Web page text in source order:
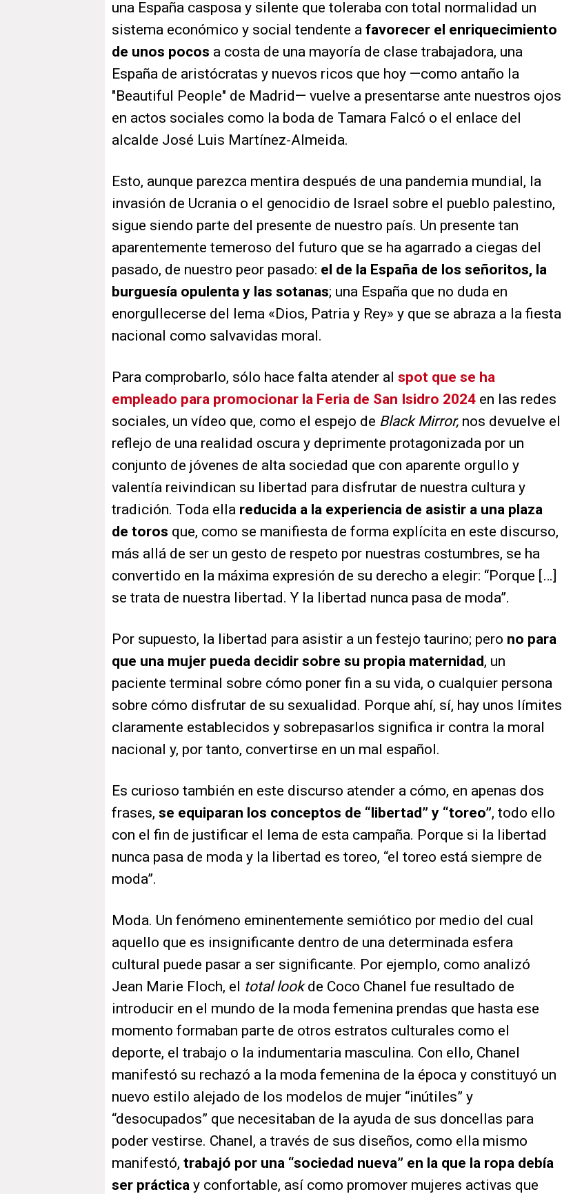
una España casposa y silente que toleraba con total normalidad un
sistema económico y social tendente a favorecer el enriquecimiento
de unos pocos a costa de una mayoría de clase trabajadora, una
España de aristócratas y nuevos ricos que hoy —como antaño la
"Beautiful People" de Madrid— vuelve a presentarse ante nuestros ojos
en actos sociales como la boda de Tamara Falcó o el enlace del
alcalde José Luis Martínez-Almeida.
Esto, aunque parezca mentira después de una pandemia mundial, la
invasión de Ucrania o el genocidio de Israel sobre el pueblo palestino,
sigue siendo parte del presente de nuestro país. Un presente tan
aparentemente temeroso del futuro que se ha agarrado a ciegas del
pasado, de nuestro peor pasado: el de la España de los señoritos, la
burguesía opulenta y las sotanas; una España que no duda en
enorgullecerse del lema «Dios, Patria y Rey» y que se abraza a la fiesta
nacional como salvavidas moral.
Para comprobarlo, sólo hace falta atender al spot que se ha
empleado para promocionar la Feria de San Isidro 2024 en las redes
sociales, un vídeo que, como el espejo de Black Mirror, nos devuelve el
reflejo de una realidad oscura y deprimente protagonizada por un
conjunto de jóvenes de alta sociedad que con aparente orgullo y
valentía reivindican su libertad para disfrutar de nuestra cultura y
tradición. Toda ella reducida a la experiencia de asistir a una plaza
de toros que, como se manifiesta de forma explícita en este discurso,
más allá de ser un gesto de respeto por nuestras costumbres, se ha
convertido en la máxima expresión de su derecho a elegir: “Porque […]
se trata de nuestra libertad. Y la libertad nunca pasa de moda”.
Por supuesto, la libertad para asistir a un festejo taurino; pero no para
que una mujer pueda decidir sobre su propia maternidad, un
paciente terminal sobre cómo poner fin a su vida, o cualquier persona
sobre cómo disfrutar de su sexualidad. Porque ahí, sí, hay unos límites
claramente establecidos y sobrepasarlos significa ir contra la moral
nacional y, por tanto, convertirse en un mal español.
Es curioso también en este discurso atender a cómo, en apenas dos
frases, se equiparan los conceptos de “libertad” y “toreo”, todo ello
con el fin de justificar el lema de esta campaña. Porque si la libertad
nunca pasa de moda y la libertad es toreo, “el toreo está siempre de
moda”.
Moda. Un fenómeno eminentemente semiótico por medio del cual
aquello que es insignificante dentro de una determinada esfera
cultural puede pasar a ser significante. Por ejemplo, como analizó
Jean Marie Floch, el total lookde Coco Chanel fue resultado de
introducir en el mundo de la moda femenina prendas que hasta ese
momento formaban parte de otros estratos culturales como el
deporte, el trabajo o la indumentaria masculina. Con ello, Chanel
manifestó su rechazó a la moda femenina de la época y constituyó un
nuevo estilo alejado de los modelos de mujer “inútiles” y
“desocupados” que necesitaban de la ayuda de sus doncellas para
poder vestirse. Chanel, a través de sus diseños, como ella mismo
manifestó, trabajó por una “sociedad nueva” en la que la ropa debía
ser práctica y confortable, así como promover mujeres activas que